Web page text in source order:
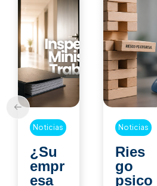
Noticias
Ries
go
psico
Noticias
Reso
lució
n